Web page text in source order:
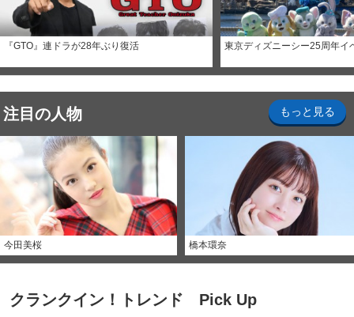
『GTO』連ドラが28年ぶり復活 東京ディズニーシー25周年イ
注目の人物 もっと見る
今田美桜 橋本環奈
クランクイン！トレンド Pick Up